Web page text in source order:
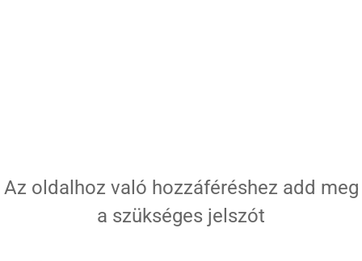
Az oldalhoz való hozzáféréshez add meg
a szükséges jelszót